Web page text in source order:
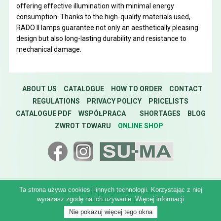
offering effective illumination with minimal energy
consumption. Thanks to the high-quality materials used,
RADO II lamps guarantee not only an aesthetically pleasing
design but also long-lasting durability and resistance to
mechanical damage.
ABOUT US CATALOGUE HOW TO ORDER
CONTACT
REGULATIONS
PRIVACY POLICY
PRICELISTS
CATALOGUE PDF
WSPÓŁPRACA SHORTAGES
BLOG
ZWROT TOWARU
ONLINE SHOP
© 2026 Lampy ogrodowe SU-MA
Realization:idel.pl
Ta strona używa cookies i innych technologii. Korzystając z niej
wyrażasz zgodę na ich używanie. Więcej informacji